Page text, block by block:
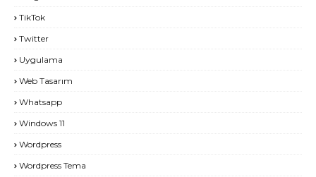
TikTok
Twitter
Uygulama
Web Tasarım
Whatsapp
Windows 11
Wordpress
Wordpress Tema